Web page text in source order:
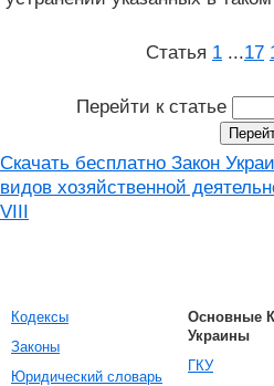
Статья 1 ...17
Перейти к статье
Скачать бесплатно Закон
видов хозяйственной
VIII
Кодексы
Законы
Юридический словарь
Основные
Украины
ГКУ